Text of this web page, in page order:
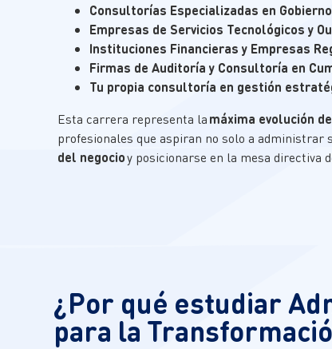
Consultorías Especializadas en
Empresas de Servicios Tecnológicos y
Instituciones Financieras y Empresas
Firmas de Auditoría y Consultoría en
Tu propia consultoría en gestión
Esta carrera representa lamáxima evolución
profesionales que aspiran no solo a administrar
del negocioy posicionarse en la mesa directiva
¿Por qué estudiar
para la